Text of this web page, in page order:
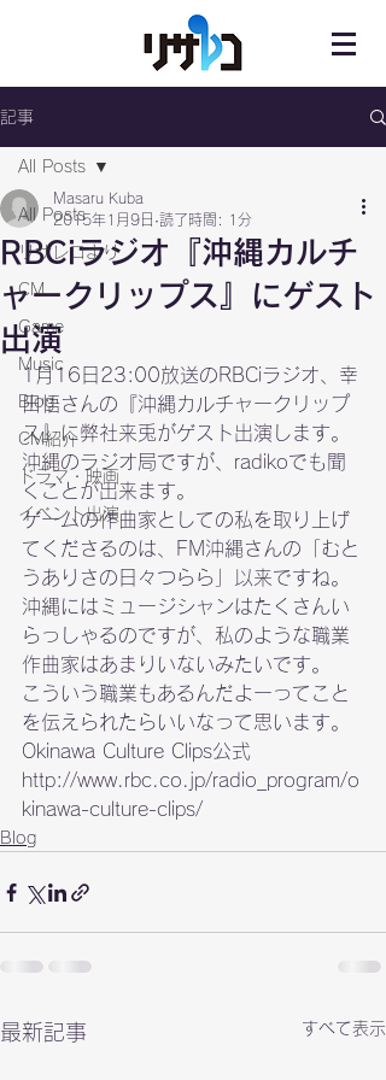
記事
All Posts
リサレコより
CM
Game
Music
Blog
CM紹介
ドラマ・映画
イベント出演
All Posts
RBCiラジオ『沖縄カルチ
ャークリップス』にゲスト
出演
Masaru Kuba
2015年1月9日 読了時間: 1分
1月16日23:00放送のRBCiラジオ、幸
田悟さんの『沖縄カルチャークリップ
ス』に弊社来兎がゲスト出演します。
沖縄のラジオ局ですが、radikoでも聞
くことが出来ます。
ゲームの作曲家としての私を取り上げ
てくださるのは、FM沖縄さんの「むと
うありさの日々つらら」以来ですね。
沖縄にはミュージシャンはたくさんい
らっしゃるのですが、私のような職業
作曲家はあまりいないみたいです。
こういう職業もあるんだよーってこと
を伝えられたらいいなって思います。
Okinawa Culture Clips公式
http://www.rbc.co.jp/radio_program/o
kinawa-culture-clips/
Blog
最新記事 すべて表示